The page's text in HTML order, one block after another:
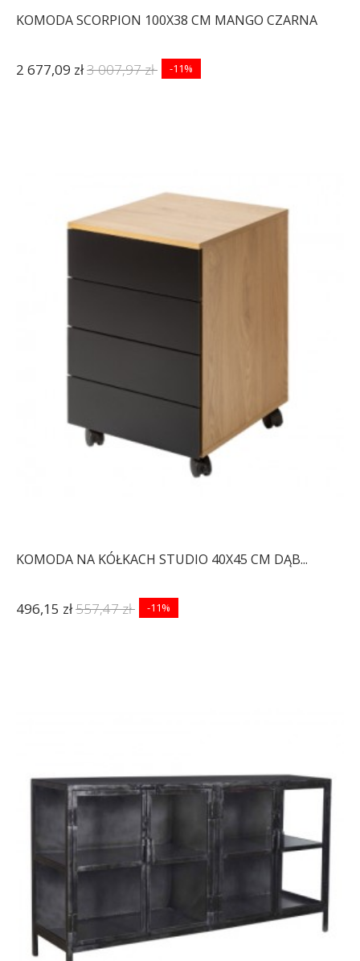
KOMODA SCORPION 100X38 CM MANGO CZARNA
2 677,09 zł3 007,97 zł -11%
KOMODA NA KÓŁKACH STUDIO 40X45 CM DĄB...
496,15 zł557,47 zł -11%